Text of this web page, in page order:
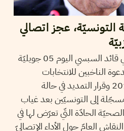
عجز اتصالي
أمضى رئيس الجمهوريّة الباجي قائد السبسي اليوم 05 جويليّة
بدعوة الناخبين للانتخابات
التشريعية والرئاسية لسنة 2019 وقرار التمديد في حالة
إلى التونسيّين بعد غياب
الحادّة التّي تعرّض لها في
العامّ حول الأداء الإتصاليّ